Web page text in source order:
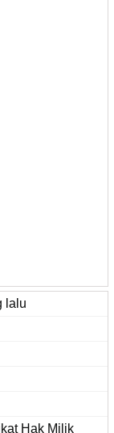
lalu
Hak Milik